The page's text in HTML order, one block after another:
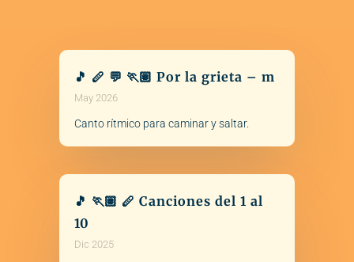
🎵 🪈 💬 🏃🏽 Por la grieta – m
May 2026
Canto rítmico para caminar y saltar.
🎵 🏃🏽 🪈 Canciones del 1 al
10
Dic 2025